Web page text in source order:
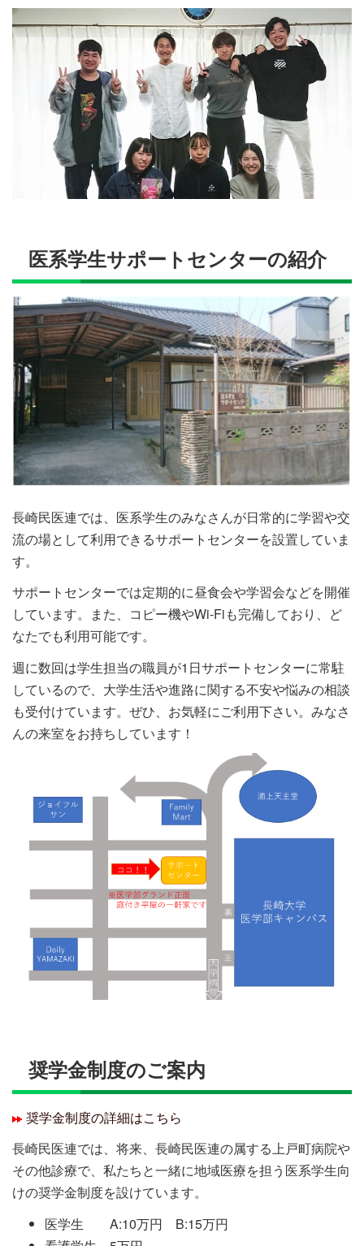
医系学生サポートセンターの紹介
長崎民医連では、医系学生のみなさんが日常的に学習や交
流の場として利用できるサポートセンターを設置していま
す。
サポートセンターでは定期的に昼食会や学習会などを開催
しています。また、コピー機やWi-Fiも完備しており、ど
なたでも利用可能です。
週に数回は学生担当の職員が1日サポートセンターに常駐
しているので、大学生活や進路に関する不安や悩みの相談
も受付けています。ぜひ、お気軽にご利用下さい。みなさ
んの来室をお持ちしています！
奨学金制度のご案内
奨学金制度の詳細はこちら
長崎民医連では、将来、長崎民医連の属する上戸町病院や
その他診療で、私たちと一緒に地域医療を担う医系学生向
けの奨学金制度を設けています。
医学生 A:10万円 B:15万円